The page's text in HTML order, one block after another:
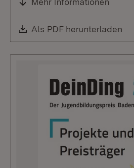
Download:
Als PDF herunterladen